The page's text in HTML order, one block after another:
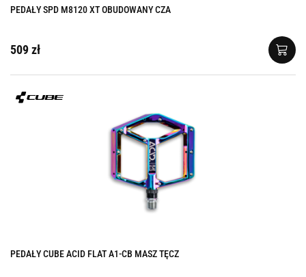
PEDAŁY SPD M8120 XT OBUDOWANY CZA
509 zł
PEDAŁY CUBE ACID FLAT A1-CB MASZ TĘCZ